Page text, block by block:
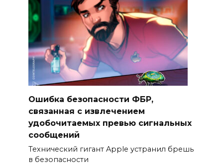
Ошибка безопасности ФБР,
связанная с извлечением
удобочитаемых превью сигнальных
сообщений
Технический гигант Apple устранил брешь
в безопасности